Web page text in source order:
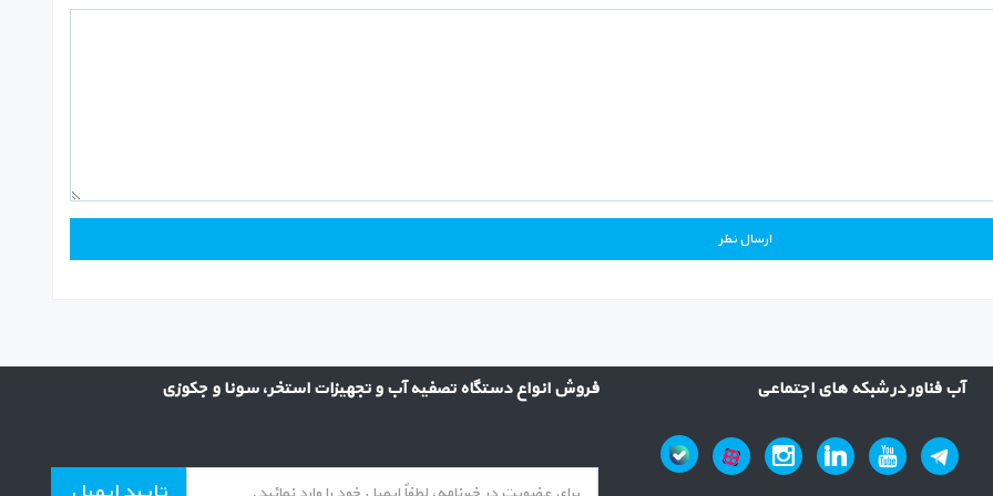
آب فناور در شبکه های اجتماعی فروش انواع دستگاه تصفیه آب و تجهیزات استخر، سونا و جکوزی